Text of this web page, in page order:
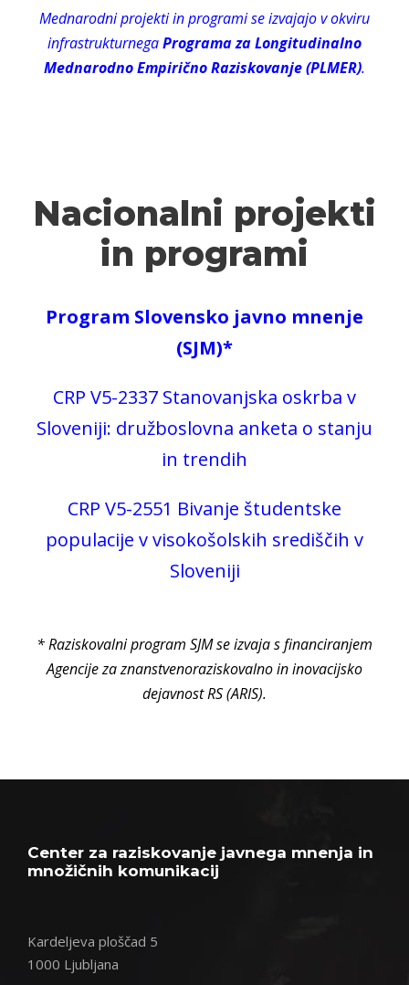
Mednarodni projekti in programi se izvajajo v okviru
infrastrukturnegaPrograma za Longitudinalno
Mednarodno Empirično Raziskovanje (PLMER).
Nacionalni projekti
in programi
Program Slovensko javno mnenje
(SJM)*
CRP V5-2337 Stanovanjska oskrba v
Sloveniji: družboslovna anketa o stanju
in trendih
CRP V5-2551 Bivanje študentske
populacije v visokošolskih središčih v
Sloveniji
* Raziskovalni program SJM se izvaja s financiranjem
Agencije za znanstvenoraziskovalno in inovacijsko
dejavnost RS (ARIS).
Center za raziskovanje javnega mnenja in
množičnih komunikacij
Kardeljeva ploščad 5
1000 Ljubljana